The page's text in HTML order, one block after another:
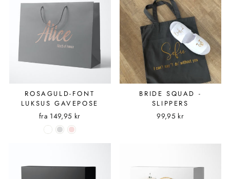
ROSAGULD-FONT
LUKSUS GAVEPOSE
fra 149,95 kr
BRIDE SQUAD -
SLIPPERS
99,95 kr